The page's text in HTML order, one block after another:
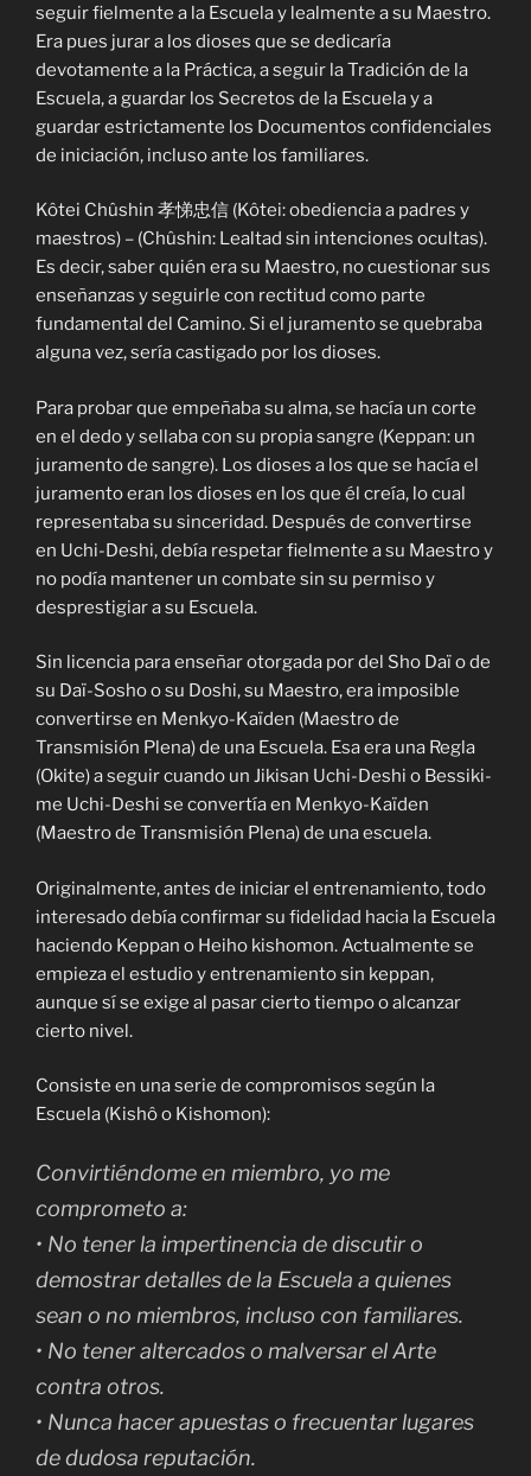
seguir fielmente a la Escuela y lealmente a su Maestro.
Era pues jurar a los dioses que se dedicaría
devotamente a la Práctica, a seguir la Tradición de la
Escuela, a guardar los Secretos de la Escuela y a
guardar estrictamente los Documentos confidenciales
de iniciación, incluso ante los familiares.
Kôtei Chûshin 孝悌忠信 (Kôtei: obediencia a padres y
maestros) – (Chûshin: Lealtad sin intenciones ocultas).
Es decir, saber quién era su Maestro, no cuestionar sus
enseñanzas y seguirle con rectitud como parte
fundamental del Camino. Si el juramento se quebraba
alguna vez, sería castigado por los dioses.
Para probar que empeñaba su alma, se hacía un corte
en el dedo y sellaba con su propia sangre (Keppan: un
juramento de sangre). Los dioses a los que se hacía el
juramento eran los dioses en los que él creía, lo cual
representaba su sinceridad. Después de convertirse
en Uchi-Deshi, debía respetar fielmente a su Maestro y
no podía mantener un combate sin su permiso y
desprestigiar a su Escuela.
Sin licencia para enseñar otorgada por del Sho Daï o de
su Daï-Sosho o su Doshi, su Maestro, era imposible
convertirse en Menkyo-Kaïden (Maestro de
Transmisión Plena) de una Escuela. Esa era una Regla
(Okite) a seguir cuando un Jikisan Uchi-Deshi o Bessiki-
me Uchi-Deshi se convertía en Menkyo-Kaïden
(Maestro de Transmisión Plena) de una escuela.
Originalmente, antes de iniciar el entrenamiento, todo
interesado debía confirmar su fidelidad hacia la Escuela
haciendo Keppan o Heiho kishomon. Actualmente se
empieza el estudio y entrenamiento sin keppan,
aunque sí se exige al pasar cierto tiempo o alcanzar
cierto nivel.
Consiste en una serie de compromisos según la
Escuela (Kishô o Kishomon):
Convirtiéndome en miembro, yo me
comprometo a:
• No tener la impertinencia de discutir o
demostrar detalles de la Escuela a quienes
sean o no miembros, incluso con familiares.
• No tener altercados o malversar el Arte
contra otros.
• Nunca hacer apuestas o frecuentar lugares
de dudosa reputación.